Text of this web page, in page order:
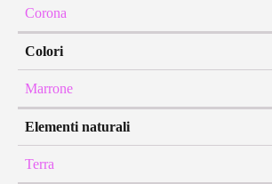
Corona
Colori
Marrone
Elementi naturali
Terra